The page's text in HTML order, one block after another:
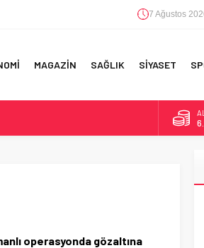
7 Ağustos
MAGAZİN SAĞLIK SİYASET
operasyonda gözaltına